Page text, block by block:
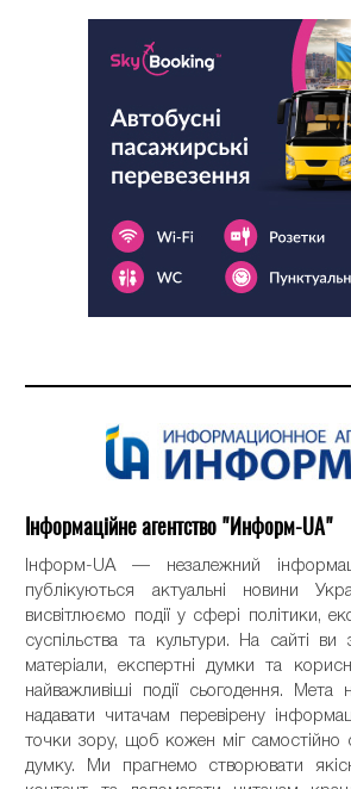
Інформаційне агентство "Информ-UA"
Інформ-UA — незалежний
публікуються актуальні новини
висвітлюємо події у сфері політики,
суспільства та культури. На сайті ви
матеріали, експертні думки та
найважливіші події сьогодення.
надавати читачам перевірену
точки зору, щоб кожен міг самостійно
думку. Ми прагнемо створювати